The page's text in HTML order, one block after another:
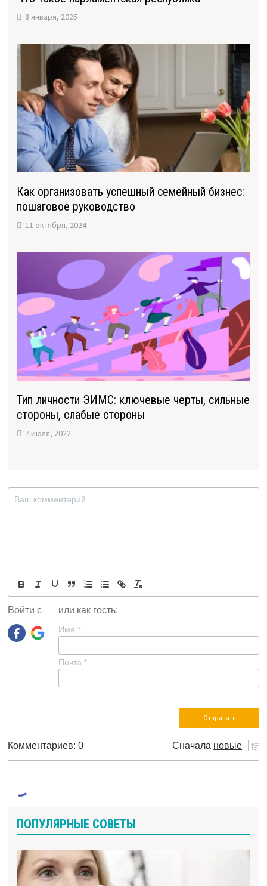
8 января, 2025
Как организовать успешный семейный бизнес:
пошаговое руководство
11 октября, 2024
Тип личности ЭИМС: ключевые черты, сильные
стороны, слабые стороны
7 июля, 2022
Войти с или как гость:
Имя *
Почта *
Комментариев: 0 Сначала новые
ПОПУЛЯРНЫЕ СОВЕТЫ